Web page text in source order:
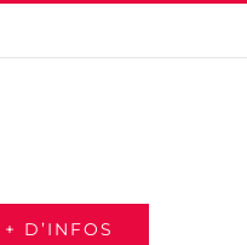
+ D’INFOS